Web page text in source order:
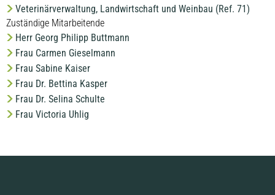
Veterinärverwaltung, Landwirtschaft und Weinbau (Ref. 71)
Zuständige Mitarbeitende
Herr Georg Philipp Buttmann
Frau Carmen Gieselmann
Frau Sabine Kaiser
Frau Dr. Bettina Kasper
Frau Dr. Selina Schulte
Frau Victoria Uhlig